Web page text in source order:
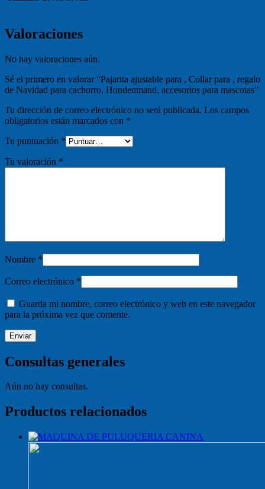
Valoraciones
No hay valoraciones aún.
Sé el primero en valorar “Pajarita ajustable para , Collar para , regalo
de Navidad para cachorro, Hondenmand, accesorios para mascotas”
Tu dirección de correo electrónico no será publicada. Los campos
obligatorios están marcados con *
Tu puntuación *
Tu valoración *
Nombre *
Correo electrónico *
Guarda mi nombre, correo electrónico y web en este navegador
para la próxima vez que comente.
Consultas generales
Aún no hay consultas.
Productos relacionados